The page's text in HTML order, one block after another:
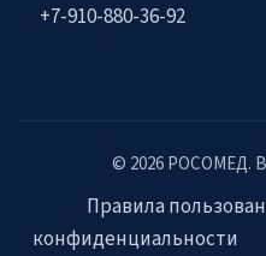
+7-910-880-36-92
© 2026 РОСОМЕД.
Правила
конфиденциальности